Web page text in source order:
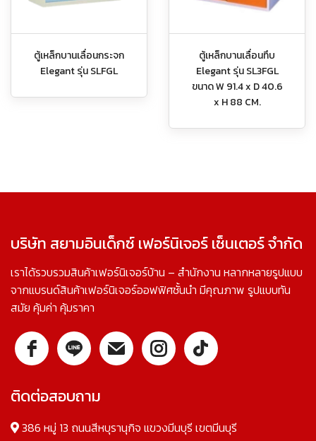
ตู้เหล็กบานเลื่อนกระจก
Elegant รุ่น SLFGL
ตู้เหล็กบานเลื่อนทึบ
Elegant รุ่น SL3FGL
ขนาด W 91.4 x D 40.6
x H 88 CM.
บริษัท สยามอินเด็กซ์ เฟอร์นิเจอร์ เซ็นเตอร์ จำกัด
เราได้รวบรวมสินค้าเฟอร์นิเจอร์บ้าน – สำนักงาน หลากหลายรูปแบบ
จากแบรนด์สินค้าเฟอร์นิเจอร์ออฟฟิศชั้นนำ มีคุณภาพ รูปแบบทัน
สมัย คุ้มค่า คุ้มราคา
ติดต่อสอบถาม
386 หมู่ 13 ถนนสีหบุรานุกิจ แขวงมีนบุรี เขตมีนบุรี